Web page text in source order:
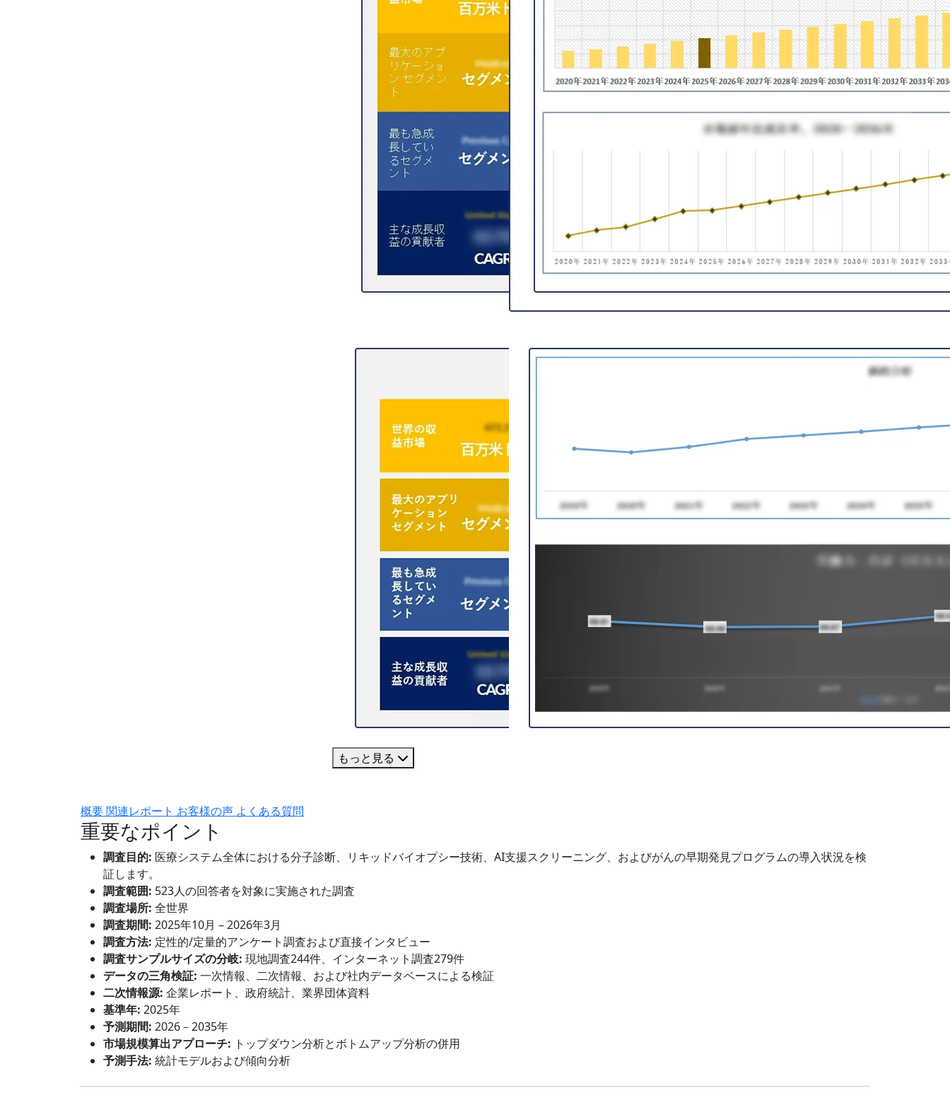
もっと見る
概要関連レポート お客様の声 よくある質問
重要なポイント
調査目的: 医療システム全体における分子診断、リキッドバイオプシー技術、AI支援スクリーニング、およびがんの早期発見プログラムの導入状況を検
証します。
調査範囲: 523人の回答者を対象に実施された調査
調査場所: 全世界
調査期間: 2025年10月 – 2026年3月
調査方法: 定性的/定量的アンケート調査および直接インタビュー
調査サンプルサイズの分岐: 現地調査244件、インターネット調査279件
データの三角検証: 一次情報、二次情報、および社内データベースによる検証
二次情報源: 企業レポート、政府統計、業界団体資料
基準年: 2025年
予測期間: 2026－2035年
市場規模算出アプローチ: トップダウン分析とボトムアップ分析の併用
予測手法: 統計モデルおよび傾向分析